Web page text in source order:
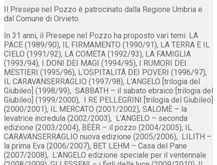
Il Presepe nel Pozzo è patrocinato dalla Regione Umbria e
dal Comune di Orvieto.
In 31 anni, il Presepe nel Pozzo ha proposto vari temi: LA
PACE (1989/90), IL FIRMAMENTO (1990/91), LA TERRA E IL
CIELO (1991/92), LA COMETA (1992/93), LA FAMIGLIA
(1993/94), I DONI DEI MAGI (1994/95), I RUMORI DEI
MESTIERI (1995/96), L’OSPITALITÀ DEI POVERI (1996/97),
IL CARAVANSERRAGLIO (1997/98), L’ANGELO [trilogia del
Giubileo] (1998/99), SABBATH – il sabato ebraico [trilogia del
Giubileo] (1999/2000), I RE PELLEGRINI [trilogia del Giubileo]
(2000/2001), IL MERCATO (2001/2002), SALOMÈ – la
levatrice incredula (2002/2003), L’ANGELO – seconda
edizione (2003/2004), BÉÈR – il pozzo (2004/2005), IL
CARAVANSERRAGLIO nuova edizione (2005/2006), LILITH –
la prima Eva (2006/2007), BET LEHM – Casa del Pane
(2007/2008), L’ANGELO edizione speciale per il ventennale